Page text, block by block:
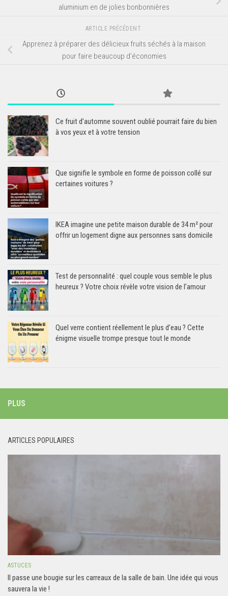
aluminium en de jolies bonbonnières
ARTICLE PRÉCÉDENT
Apprenez à préparer des délicieux fruits séchés à la maison
pour faire beaucoup d’économies
Ce fruit d’automne souvent oublié pourrait faire du bien
à vos yeux et à votre tension
Que signifie le symbole en forme de poisson collé sur
certaines voitures ?
IKEA imagine une petite maison durable de 34 m² pour
offrir un logement digne aux personnes sans domicile
Test de personnalité : quel couple vous semble le plus
heureux ? Votre choix révèle votre vision de l’amour
Quel verre contient réellement le plus d’eau ? Cette
énigme visuelle trompe presque tout le monde
PLUS
ARTICLES POPULAIRES
ASTUCES
Il passe une bougie sur les carreaux de la salle de bain. Une idée qui vous
sauvera la vie !